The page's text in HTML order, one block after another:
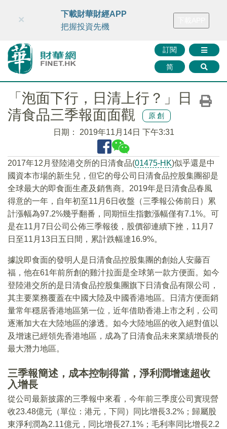
財華智庫網 FINTV FINMETA 財華證券 媒體矩陣
訂閱
简
×
下載財華財經APP
把握投資先機
「泡面下行，日清上行？」日
清食品三季報面面觀
原創
日期： 2019年11月14日 下午3:31
2017年12月登陸港交所的日清食品(01475-HK)似乎還是中
國資本市場的新生兒，但它的母公司日清食品控股集團卻是
全球最大的即食面生產及銷售商。2019年是日清食品春風
得意的一年，自年初至11月6日收盤（三季報公佈前日）累
計漲幅為97.2%幾乎翻番，同期恒生指數漲幅僅有7.1%。可
是在11月7日公司公佈三季報後，股價卻連續下挫，11月7
日至11月13日五日間，累計跌幅達16.9%。
據說即食面的發明人是日清食品控股集團的創始人安藤百
福，他在61年前所創的雞汁拉面是全球第一款方便面。如今
登陸港交所的是日清食品控股集團旗下日清食品有限公司，
其主要業務覆蓋在中國大陸及中國香港地區。日清方便面銷
量常年穩居香港地區第一位，近年借助香港上市之利，公司
逐漸加大在大陸地區的滲透。如今大陸地區的收入絕對值以
及增速已經領先香港地區，成為了日清食品未來業績增長的
最大潛力地區。
三季報簡述，成本控制得當，淨利潤增速超收
入增長
從公司最新披露的三季報中來看，今年前三季度公司實現營
收23.48億元（單位：港元，下同）同比增長3.2%；歸屬股
東淨利潤為2.11億元，同比增長27.1%；毛利率同比增長2.2